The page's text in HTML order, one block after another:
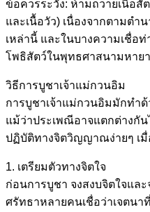
ข้อควรระวัง: ห้ามถวายเนื้อสั
และเนื้อวัว) เนื่องจากตามต
เหล่านี้ และในบางความเชื่อ
โพธิสัตว์ในพุทธศาสนามหาย
วิธีการบูชาเจ้าแม่กวนอิม
การบูชาเจ้าแม่กวนอิมมักทำ
แม้ว่าประเพณีอาจแตกต่างกั
ปฏิบัติทางจิตวิญญาณง่ายๆ เ
1. เตรียมตัวทางจิตใจ
ก่อนการบูชา จงสงบจิตใจแล
ศรัทธาหลายคนเชื่อว่าเจตน